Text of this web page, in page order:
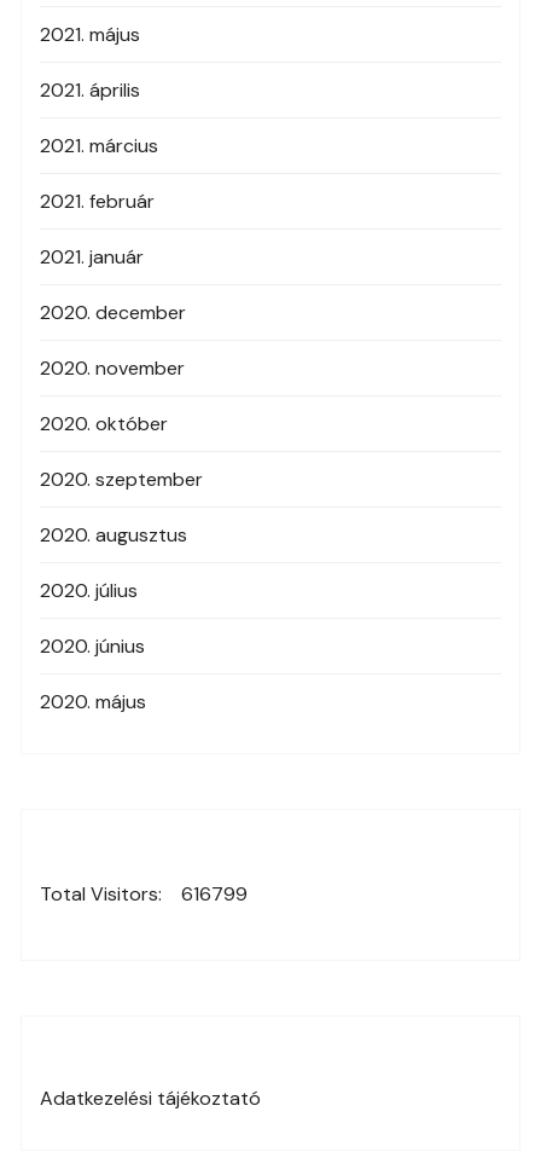
2021. május
2021. április
2021. március
2021. február
2021. január
2020. december
2020. november
2020. október
2020. szeptember
2020. augusztus
2020. július
2020. június
2020. május
Total Visitors: 616799
Adatkezelési tájékoztató